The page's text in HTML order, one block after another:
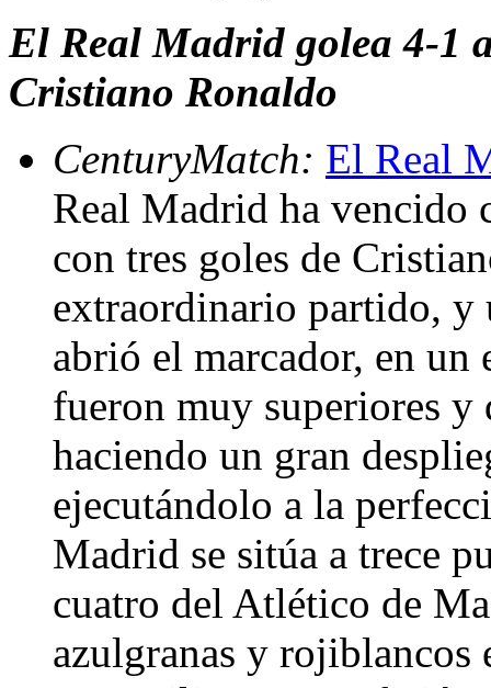
El Real Madrid golea 4-1
Cristiano Ronaldo
CenturyMatch: El Real
Real Madrid ha
con tres goles de
extraordinario partido, y
abrió el marcador, en un
fueron muy superiores y
haciendo un gran
ejecutándolo a la
Madrid se sitúa a trece
cuatro del Atlético de
azulgranas y rojiblancos